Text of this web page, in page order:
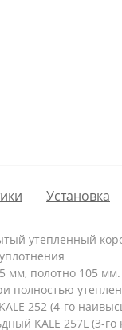
Установка
утепленный
полотно 105 мм.
полностью
252 (4-го
KALE 257L (3-го